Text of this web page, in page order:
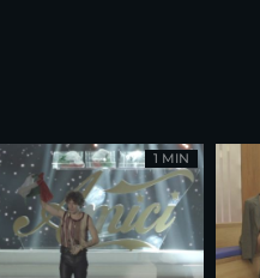
1 MIN